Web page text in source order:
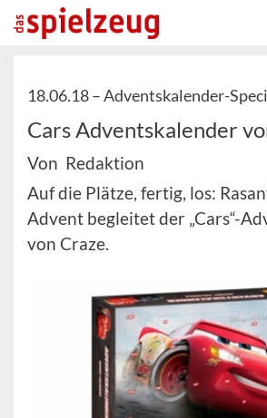
18.06.18 –Adventskalender-
Cars Adventskalender
Von Redaktion
Auf die Plätze, fertig, los:
Advent begleitet der „Cars“-
von Craze.